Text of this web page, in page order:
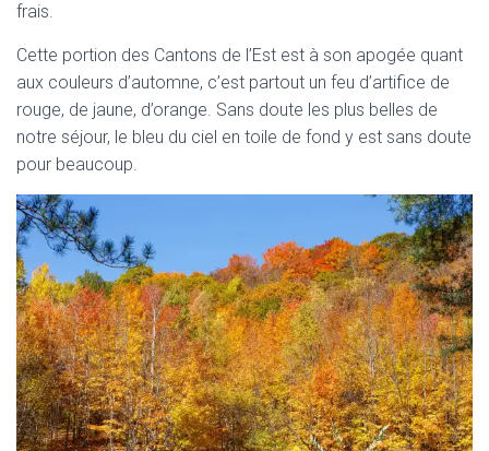
frais.
Cette portion des Cantons de l’Est est à son apogée quant
aux couleurs d’automne, c’est partout un feu d’artifice de
rouge, de jaune, d’orange. Sans doute les plus belles de
notre séjour, le bleu du ciel en toile de fond y est sans doute
pour beaucoup.